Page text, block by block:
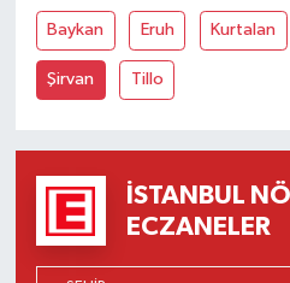
Baykan Eruh Kurtalan
Şirvan Tillo
İSTANBUL
ECZANELER